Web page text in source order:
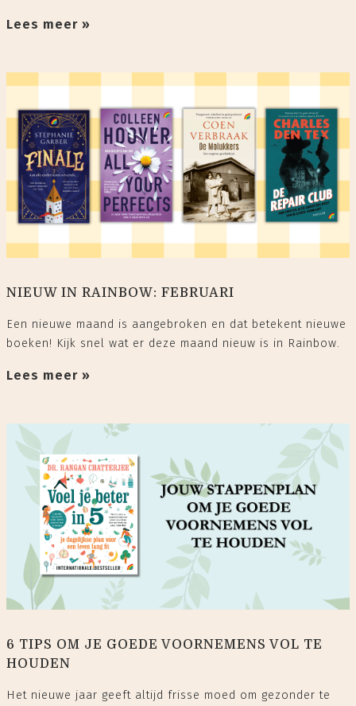
Lees meer »
NIEUW IN RAINBOW: FEBRUARI
Een nieuwe maand is aangebroken en dat betekent nieuwe
boeken! Kijk snel wat er deze maand nieuw is in Rainbow.
Lees meer »
6 TIPS OM JE GOEDE VOORNEMENS VOL TE
HOUDEN
Het nieuwe jaar geeft altijd frisse moed om gezonder te